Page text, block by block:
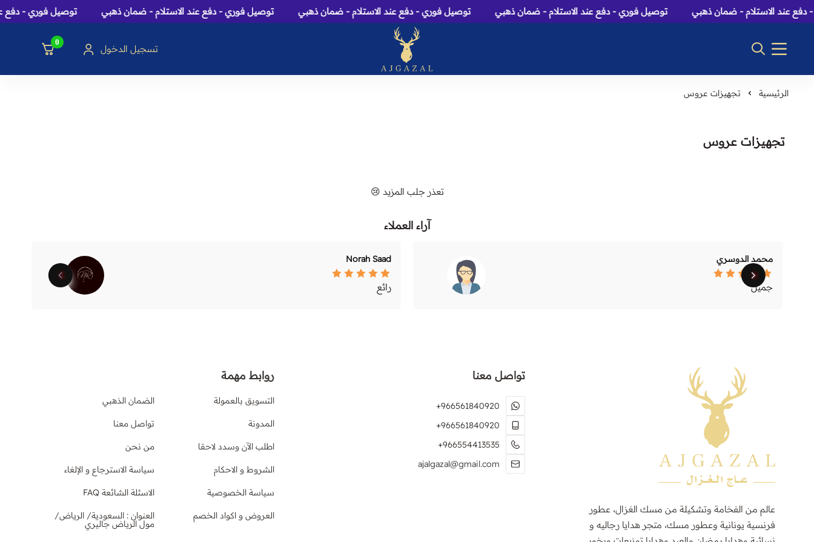
عند الاستلام - ضمان ذهبي توصيل فوري - دفع عند الاستلام - ضمان ذهبي توصيل فوري - دفع عند الاستلام - ضمان ذهبي توصيل فوري - دفع عند الاستلام - ضمان ذهبي توصيل فوري - دفع
عاج الغزال: متجر عطور، مسك، بخور و هدايا
0
تسجيل الدخول
الرئيسية تجهيزات عروس
تجهيزات عروس
تعذر جلب المزيد 😢
آراء العملاء
محمد الدوسري
جميل
Norah Saad
رائع
عالم من الفخامة وتشكيلة من مسك الغزال، عطور
فرنسية يونانية وعطور مسك، متجر هدايا رجاليه و
تواصل معنا
+966561840920
+966561840920
+966554413535
ajalgazal@gmail.com
روابط مهمة
التسويق بالعمولة الضمان الذهبي
المدونة تواصل معنا
اطلب الآن وسدد لاحقا من نحن
الشروط و الاحكام سياسة الاسترجاع و الإلغاء
سياسة الخصوصية الاسئلة الشائعة FAQ
العروض و اكواد الخصم العنوان : السعودية/ الرياض/
مول الرياض جاليري